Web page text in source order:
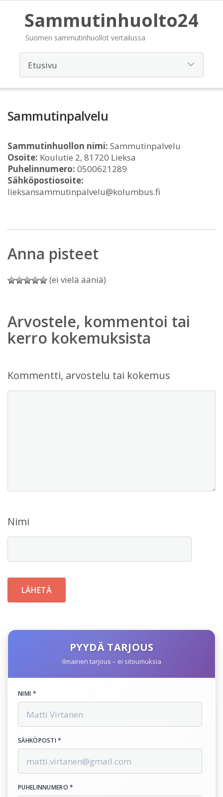
Sammutinhuolto24
Suomen sammutinhuollot vertailussa
Sammutinpalvelu
Sammutinhuollon nimi: Sammutinpalvelu
Osoite: Koulutie 2, 81720 Lieksa
Puhelinnumero: 0500621289
Sähköpostiosoite:
lieksansammutinpalvelu@kolumbus.fi
Anna pisteet
(ei vielä ääniä)
Arvostele, kommentoi tai
kerro kokemuksista
Kommentti, arvostelu tai kokemus
Nimi
PYYDÄ TARJOUS
Ilmainen tarjous – ei sitoumuksia
NIMI *
SÄHKÖPOSTI *
PUHELINNUMERO *